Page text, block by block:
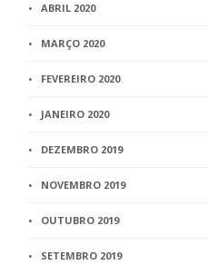
ABRIL 2020
MARÇO 2020
FEVEREIRO 2020
JANEIRO 2020
DEZEMBRO 2019
NOVEMBRO 2019
OUTUBRO 2019
SETEMBRO 2019